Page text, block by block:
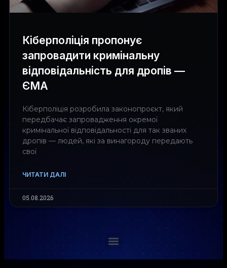
Кіберполіція пропонує
запровадити кримінальну
відповідальність для дропів —
ЄМА
Кіберполіція розробила законопроєкт, який
передбачає запровадження окремої
кримінальної відповідальності для так званих
дропів — людей, які за винагороду передають
свої
ЧИТАТИ ДАЛІ
05.08.2026